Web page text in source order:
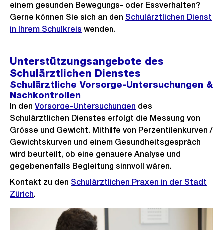
einem gesunden Bewegungs- oder Essverhalten?
Gerne können Sie sich an den Schulärztlichen Dienst
in Ihrem Schulkreis wenden.
Unterstützungsangebote des
Schulärztlichen Dienstes
Schulärztliche Vorsorge-Untersuchungen &
Nachkontrollen
In den Vorsorge-Untersuchungen des
Schulärztlichen Dienstes erfolgt die Messung von
Grösse und Gewicht. Mithilfe von Perzentilenkurven /
Gewichtskurven und einem Gesundheitsgespräch
wird beurteilt, ob eine genauere Analyse und
gegebenenfalls Begleitung sinnvoll wären.
Kontakt zu den Schulärztlichen Praxen in der Stadt
Zürich.